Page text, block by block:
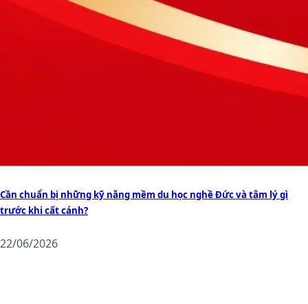
Cần chuẩn bị những kỹ năng mềm du học nghề Đức và tâm lý gì
trước khi cất cánh?
22/06/2026